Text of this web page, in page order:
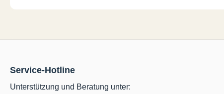
Service-Hotline
Unterstützung und Beratung unter: